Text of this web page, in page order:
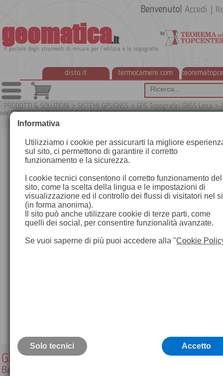
geomatica.it
Il portale degli strumenti di misura per l'edilizia e la topografia
disto.it termocamere.com
Benvenuto! Accedi
PRODOTTI & SOLUZIONI > SISTEMI GPS/GNSS > GPS Topografici GNSS Leica >
per GPS Leica>Batterie e Cavi di Alimentazione
GEB334
Batteria interna agli ioni di litio 10.8V/3450mAh
Informativa
Utilizziamo i cookie per assicurarti la migliore
sul sito, ci permettono di garantire il corretto
funzionamento e la sicurezza.
I cookie tecnici consentono il corretto funzionamento del
sito, come la scelta della lingua e le impostazioni di
visualizzazione ed il controllo dei flussi di visitatori nel
(in forma anonima).
Il sito può anche utilizzare cookie di terze parti, come
quelli dei social, per consentire funzionalità avanzate.
Se vuoi saperne di più puoi accedere alla "Cookie
Solo tecnici Accetto